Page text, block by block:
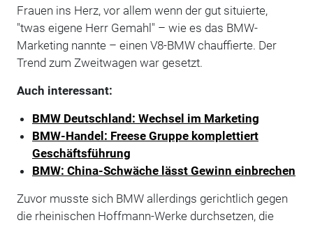
Frauen ins Herz, vor allem wenn der gut situierte,
"twas eigene Herr Gemahl" – wie es das BMW-
Marketing nannte – einen V8-BMW chauffierte. Der
Trend zum Zweitwagen war gesetzt.
Auch interessant:
BMW Deutschland: Wechsel im Marketing
BMW-Handel: Freese Gruppe komplettiert
Geschäftsführung
BMW: China-Schwäche lässt Gewinn einbrechen
Zuvor musste sich BMW allerdings gerichtlich gegen
die rheinischen Hoffmann-Werke durchsetzen, die